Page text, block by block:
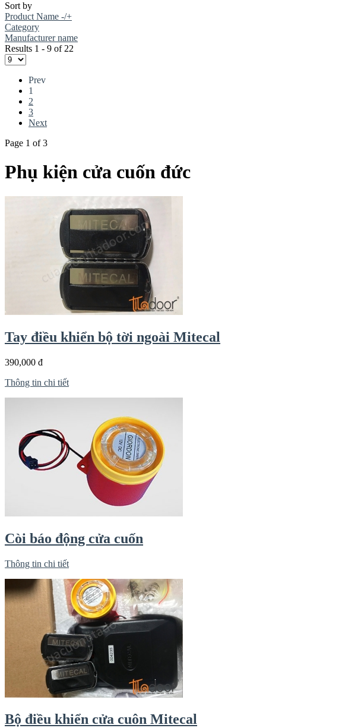
Sort by
Product Name -/+
Category
Manufacturer name
Results 1 - 9 of 22
Prev
1
2
3
Next
Page 1 of 3
Phụ kiện cửa cuốn đức
Tay điều khiển bộ tời ngoài Mitecal
390,000 đ
Thông tin chi tiết
Còi báo động cửa cuốn
Thông tin chi tiết
Bộ điều khiển cửa cuôn Mitecal